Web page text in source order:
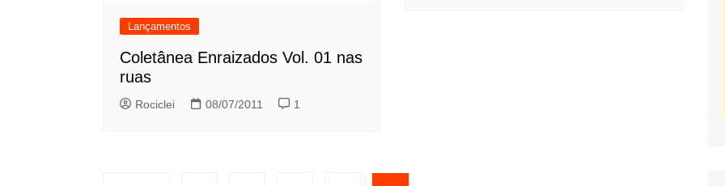
Lançamentos
Coletânea Enraizados Vol. 01 nas
ruas
Rociclei 08/07/2011 1